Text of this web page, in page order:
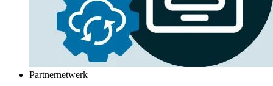
Partnernetwerk